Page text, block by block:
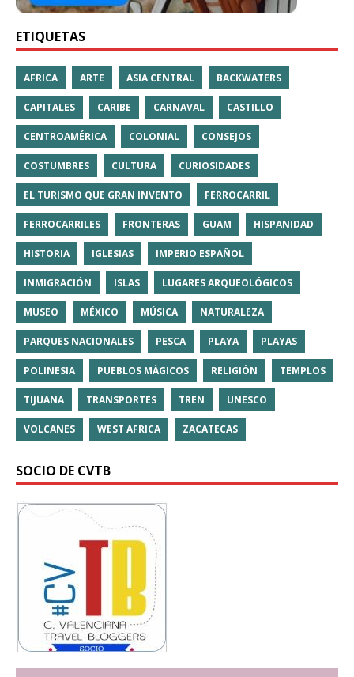
ETIQUETAS
AFRICA ARTE ASIA CENTRAL BACKWATERS
CAPITALES CARIBE CARNAVAL CASTILLO
CENTROAMÉRICA COLONIAL CONSEJOS
COSTUMBRES CULTURA CURIOSIDADES
EL TURISMO QUE GRAN INVENTO FERROCARRIL
FERROCARRILES FRONTERAS GUAM HISPANIDAD
HISTORIA IGLESIAS IMPERIO ESPAÑOL
INMIGRACIÓN ISLAS LUGARES ARQUEOLÓGICOS
MUSEO MÉXICO MÚSICA NATURALEZA
PARQUES NACIONALES PESCA PLAYA PLAYAS
POLINESIA PUEBLOS MÁGICOS RELIGIÓN TEMPLOS
TIJUANA TRANSPORTES TREN UNESCO
VOLCANES WEST AFRICA ZACATECAS
SOCIO DE CVTB